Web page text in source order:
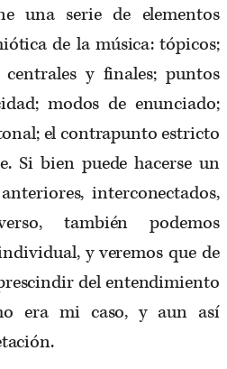
una serie de elementos
de la música: tópicos;
centrales y finales; puntos
modos de enunciado;
el contrapunto estricto
Si bien puede hacerse un
interconectados,
también podemos
y veremos que de
del entendimiento
era mi caso, y aun así